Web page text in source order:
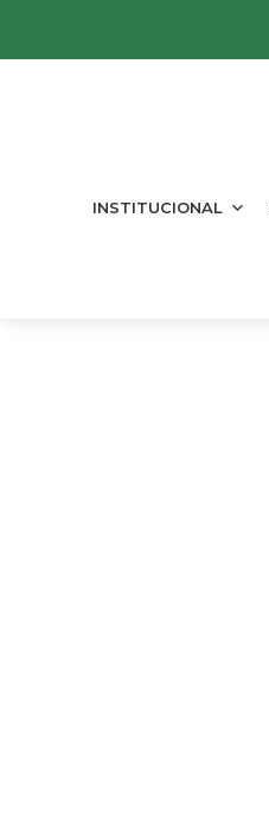
INSTITUCIONAL